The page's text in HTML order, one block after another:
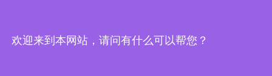
欢迎来到本网站，请问有什么可以帮您？